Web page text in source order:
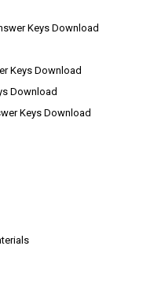
Keys Download
Keys Download
Download
Keys Download